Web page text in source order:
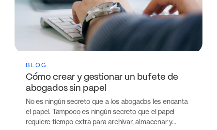
BLOG
Cómo crear y gestionar un bufete de
abogados sin papel
No es ningún secreto que a los abogados les encanta
el papel. Tampoco es ningún secreto que el papel
requiere tiempo extra para archivar, almacenar y...